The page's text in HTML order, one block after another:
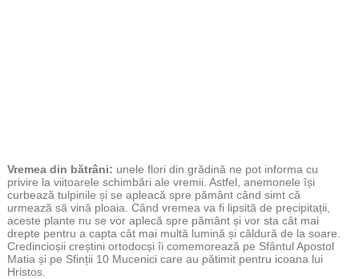
Vremea din bătrâni: unele flori din grădină ne pot informa cu
privire la viitoarele schimbări ale vremii. Astfel, anemonele își
curbează tulpinile și se apleacă spre pământ când simt că
urmează să vină ploaia. Când vremea va fi lipsită de precipitații,
aceste plante nu se vor aplecă spre pământ și vor sta cât mai
drepte pentru a capta cât mai multă lumină și căldură de la soare.
Credincioșii creștini ortodocși îi comemorează pe Sfântul Apostol
Matia și pe Sfinții 10 Mucenici care au pătimit pentru icoana lui
Hristos.